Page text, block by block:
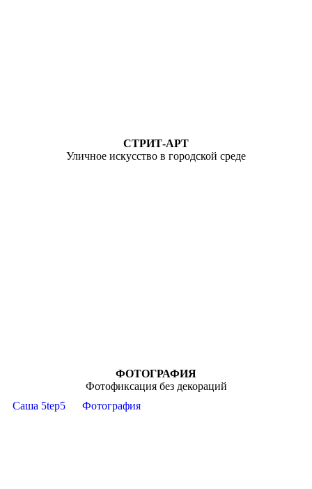
СТРИТ-АРТ
Уличное искусство в городской среде
ФОТОГРАФИЯ
Фотофиксация без декораций
Саша 5tep5
Фотография